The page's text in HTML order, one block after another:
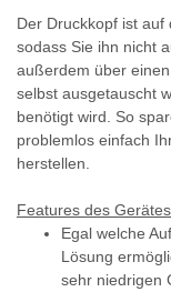
Der Druckkopf ist auf
sodass Sie ihn nicht
außerdem über
selbst ausgetauscht
benötigt wird. So
problemlos einfach
herstellen.
Features des
Egal welche
Lösung
sehr niedrigen